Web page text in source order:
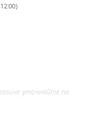
уточняйте по